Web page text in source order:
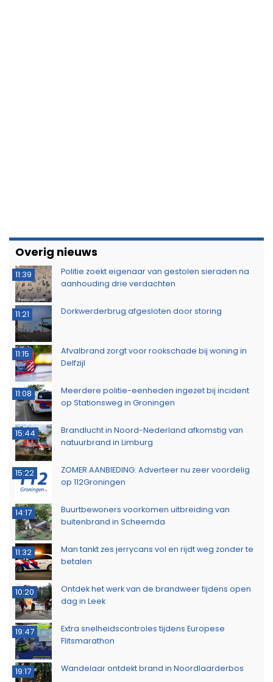
Overig nieuws
11:39
Politie zoekt eigenaar van gestolen sieraden na
aanhouding drie verdachten
11:21 Dorkwerderbrug afgesloten door storing
11:15
Afvalbrand zorgt voor rookschade bij woning in
Delfzijl
11:08
Meerdere politie-eenheden ingezet bij incident
op Stationsweg in Groningen
15:44
Brandlucht in Noord-Nederland afkomstig van
natuurbrand in Limburg
15:22
ZOMER AANBIEDING: Adverteer nu zeer voordelig
op 112Groningen
14:17
Buurtbewoners voorkomen uitbreiding van
buitenbrand in Scheemda
11:32
Man tankt zes jerrycans vol en rijdt weg zonder te
betalen
10:20
Ontdek het werk van de brandweer tijdens open
dag in Leek
19:47
Extra snelheidscontroles tijdens Europese
Flitsmarathon
19:17 Wandelaar ontdekt brand in Noordlaarderbos